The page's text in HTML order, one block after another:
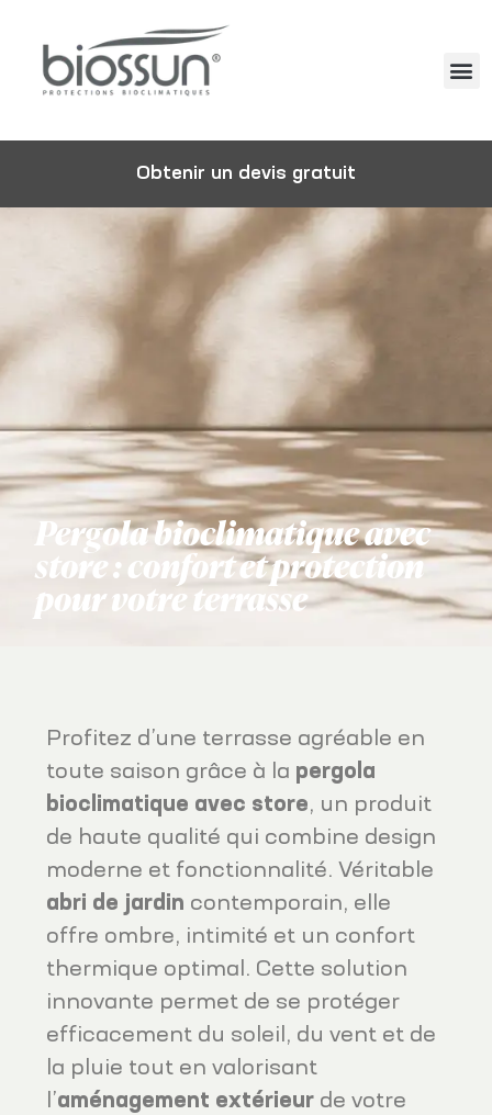
Obtenir un devis gratuit
Pergola bioclimatique avec
store : confort et protection
pour votre terrasse
Profitez d’une terrasse agréable en
toute saison grâce à la pergola
bioclimatique avec store, un produit
de haute qualité qui combine design
moderne et fonctionnalité. Véritable
abri de jardin contemporain, elle
offre ombre, intimité et un confort
thermique optimal. Cette solution
innovante permet de se protéger
efficacement du soleil, du vent et de
la pluie tout en valorisant
l’aménagement extérieur de votre